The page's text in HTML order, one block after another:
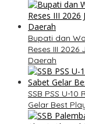
Bupati dan
Reses III
Daerah
SSB PSS U-
Gelar Best